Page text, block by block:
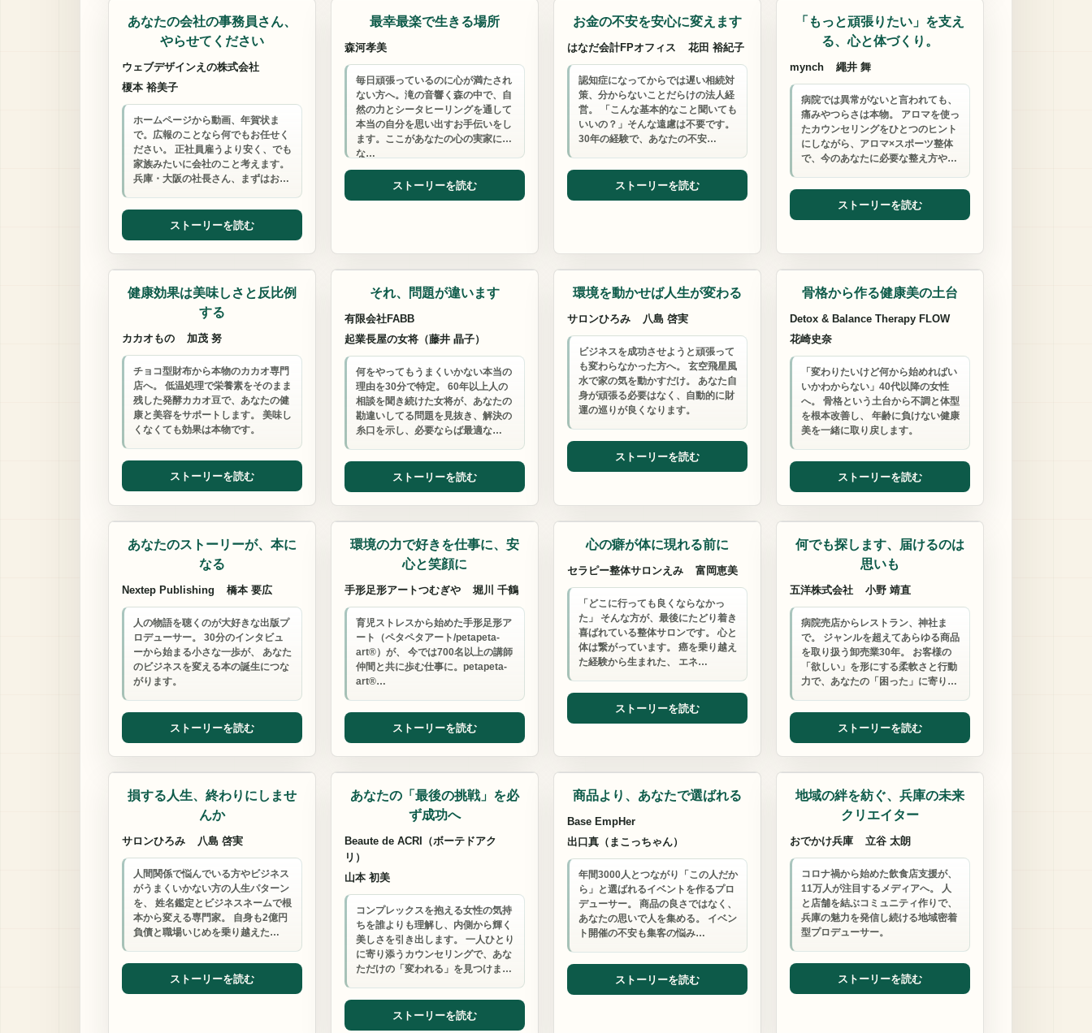
あなたの会社の事務員さん、
やらせてください
ウェブデザインえの株式会社
榎本 裕美子
ホームページから動画、年賀状ま
で。広報のことなら何でもお任せく
ださい。 正社員雇うより安く、でも
家族みたいに会社のこと考えます。
兵庫・大阪の社長さん、まずはお…
ストーリーを読む
最幸最楽で生きる場所
森河孝美
毎日頑張っているのに心が満たされ
ない方へ。滝の音響く森の中で、自
然の力とシータヒーリングを通して
本当の自分を思い出すお手伝いをし
ます。ここがあなたの心の実家に
な…
ストーリーを読む
お金の不安を安心に変えます
はなだ会計FPオフィス 花田 裕紀子
認知症になってからでは遅い相続対
策、分からないことだらけの法人経
営。 「こんな基本的なこと聞いても
いいの？」そんな遠慮は不要です。
30年の経験で、あなたの不安…
ストーリーを読む
「もっと頑張りたい」を支え
る、心と体づくり。
mynch 繩井 舞
病院では異常がないと言われても、
痛みやつらさは本物。 アロマを使っ
たカウンセリングをひとつのヒント
にしながら、アロマ×スポーツ整体
で、今のあなたに必要な整え方や…
ストーリーを読む
健康効果は美味しさと反比例
する
カカオもの 加茂 努
チョコ型財布から本物のカカオ専門
店へ。 低温処理で栄養素をそのまま
残した発酵カカオ豆で、あなたの健
康と美容をサポートします。 美味し
くなくても効果は本物です。
ストーリーを読む
それ、問題が違います
有限会社FABB
起業長屋の女将（藤井 晶子）
何をやってもうまくいかない本当の
理由を30分で特定。 60年以上人の
相談を聞き続けた女将が、あなたの
勘違いしてる問題を見抜き、解決の
糸口を示し、必要ならば最適な…
ストーリーを読む
環境を動かせば人生が変わる
サロンひろみ 八島 啓実
ビジネスを成功させようと頑張って
も変わらなかった方へ。 玄空飛星風
水で家の気を動かすだけ。 あなた自
身が頑張る必要はなく、自動的に財
運の巡りが良くなります。
ストーリーを読む
骨格から作る健康美の土台
Detox & Balance Therapy FLOW
花崎史奈
「変わりたいけど何から始めればい
いかわからない」40代以降の女性
へ。 骨格という土台から不調と体型
を根本改善し、 年齢に負けない健康
美を一緒に取り戻します。
ストーリーを読む
あなたのストーリーが、本に
なる
Nextep Publishing 橋本 要広
人の物語を聴くのが大好きな出版プ
ロデューサー。 30分のインタビュ
ーから始まる小さな一歩が、 あなた
のビジネスを変える本の誕生につな
がります。
ストーリーを読む
環境の力で好きを仕事に、安
心と笑顔に
手形足形アートつむぎや 堀川 千鶴
育児ストレスから始めた手形足形ア
ート（ペタペタアート/petapeta-
art®）が、 今では700名以上の講師
仲間と共に歩む仕事に。petapeta-
art®…
ストーリーを読む
心の癖が体に現れる前に
セラピー整体サロンえみ 富岡恵美
「どこに行っても良くならなかっ
た」 そんな方が、最後にたどり着き
喜ばれている整体サロンです。 心と
体は繋がっています。 癌を乗り越え
た経験から生まれた、 エネ…
ストーリーを読む
何でも探します、届けるのは
思いも
五洋株式会社 小野 靖直
病院売店からレストラン、神社ま
で。 ジャンルを超えてあらゆる商品
を取り扱う卸売業30年。 お客様の
「欲しい」を形にする柔軟さと行動
力で、あなたの「困った」に寄り…
ストーリーを読む
損する人生、終わりにしませ
んか
サロンひろみ 八島 啓実
人間関係で悩んでいる方やビジネス
がうまくいかない方の人生パターン
を、 姓名鑑定とビジネスネームで根
本から変える専門家。 自身も2億円
負債と職場いじめを乗り越えた…
ストーリーを読む
あなたの「最後の挑戦」を必
ず成功へ
Beaute de ACRI（ボーテドアク
リ）
山本 初美
コンプレックスを抱える女性の気持
ちを誰よりも理解し、内側から輝く
美しさを引き出します。 一人ひとり
に寄り添うカウンセリングで、あな
ただけの「変われる」を見つけま…
ストーリーを読む
商品より、あなたで選ばれる
Base EmpHer
出口真（まこっちゃん）
年間3000人とつながり「この人だか
ら」と選ばれるイベントを作るプロ
デューサー。 商品の良さではなく、
あなたの思いで人を集める。 イベン
ト開催の不安も集客の悩み…
ストーリーを読む
地域の絆を紡ぐ、兵庫の未来
クリエイター
おでかけ兵庫 立谷 太朗
コロナ禍から始めた飲食店支援が、
11万人が注目するメディアへ。 人
と店舗を結ぶコミュニティ作りで、
兵庫の魅力を発信し続ける地域密着
型プロデューサー。
ストーリーを読む